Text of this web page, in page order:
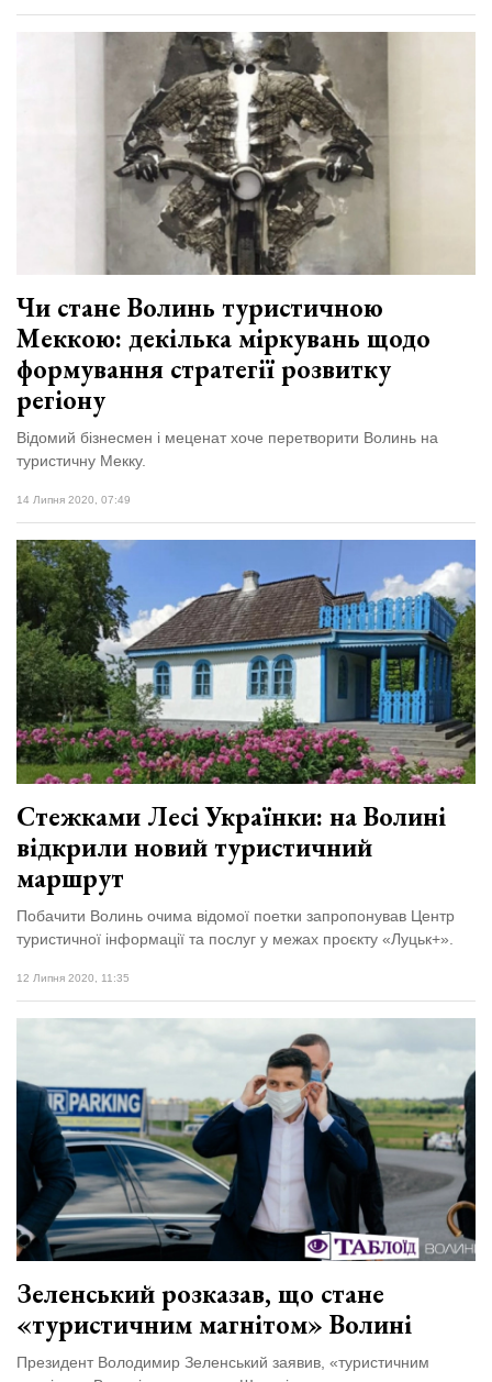
Чи стане Волинь туристичною
Меккою: декілька міркувань щодо
формування стратегії розвитку
регіону
Відомий бізнесмен і меценат хоче перетворити Волинь на
туристичну Мекку.
14 Липня 2020, 07:49
Стежками Лесі Українки: на Волині
відкрили новий туристичний
маршрут
Побачити Волинь очима відомої поетки запропонував Центр
туристичної інформації та послуг у межах проєкту «Луцьк+».
12 Липня 2020, 11:35
Зеленський розказав, що стане
«туристичним магнітом» Волині
Президент Володимир Зеленський заявив, «туристичним